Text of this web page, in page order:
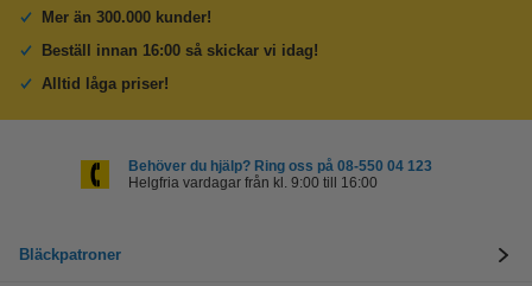
Mer än 300.000 kunder!
Beställ innan 16:00 så skickar vi idag!
Alltid låga priser!
Behöver du hjälp? Ring oss på 08-550 04 123
Helgfria vardagar från kl. 9:00 till 16:00
Bläckpatroner